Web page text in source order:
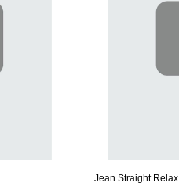
Jean Straight Relax